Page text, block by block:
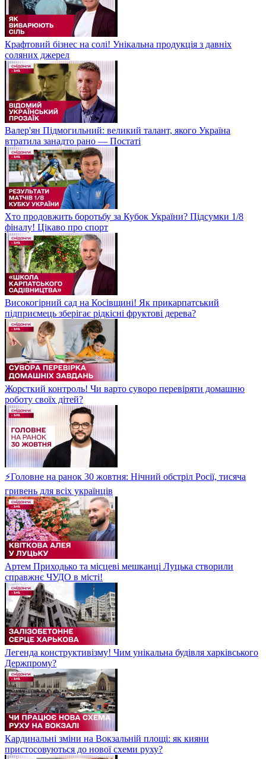
Крафтовий бізнес на солі! Унікальна продукція з давніх
соляних джерел
Валер'ян Підмогильний: великий талант, якого Україна
втратила занадто рано — Постаті
Хто продовжить боротьбу за Кубок України? Підсумки 1/8
фіналу! Цікаво про спорт
Високогірний сад на Косівщині! Як прикарпатський
підприємець зберігає рідкісні фруктові дерева?
Жорсткий контроль! Чи варто суворо перевіряти домашню
роботу своїх дітей?
⚡Головне на ранок 30 жовтня: Нічний обстріл Росії, тисяча
гривень для всіх українців
Артем Приходько та місцеві мешканці Луцька створили
справжнє ЧУДО в місті!
Легенда конструктивізму! Чим унікальна будівля харківського
Держпрому?
Кардинальні зміни на Вокзальній площі: як кияни
пристосовуються до нової схеми руху?